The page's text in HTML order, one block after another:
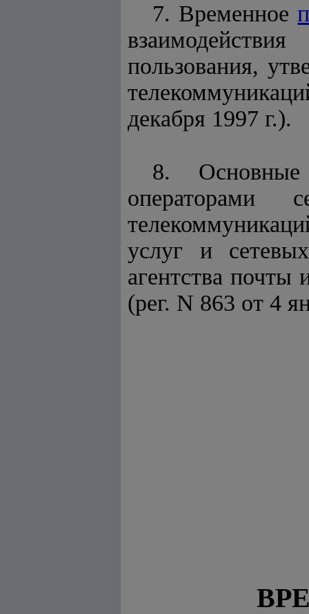
7. Временное
пользования,
декабря 1997 г.).
8.
операторами
услуг и
агентства почты
(рег. N 863 от 4